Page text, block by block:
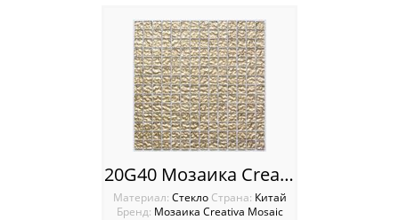
20G40 Мозаика Creativa mosaic Mirrore 20х20
Материал: Стекло Cтрана: Китай
Бренд: Мозаика Creativa Mosaic